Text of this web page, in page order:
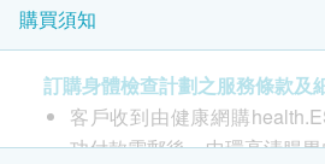
中環高清腸胃內視鏡中心以嶄
內視鏡服務。本中心選用的內視
手術檢查程式，病人檢查後可
數個小時內回家。
購買須知
訂購身體檢查計劃之服務條款及
客戶收到由健康網購
功付款電郵後，中環高清腸